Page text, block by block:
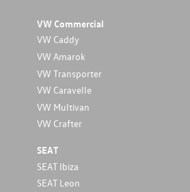
VW Commercial
VW Caddy
VW Amarok
VW Transporter
VW Caravelle
VW Multivan
VW Crafter
SEAT
SEAT Ibiza
SEAT Leon